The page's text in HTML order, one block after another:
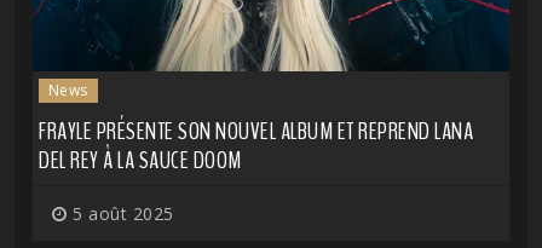
News
FRAYLE PRÉSENTE SON NOUVEL ALBUM ET REPREND LANA
DEL REY À LA SAUCE DOOM
5 août 2025